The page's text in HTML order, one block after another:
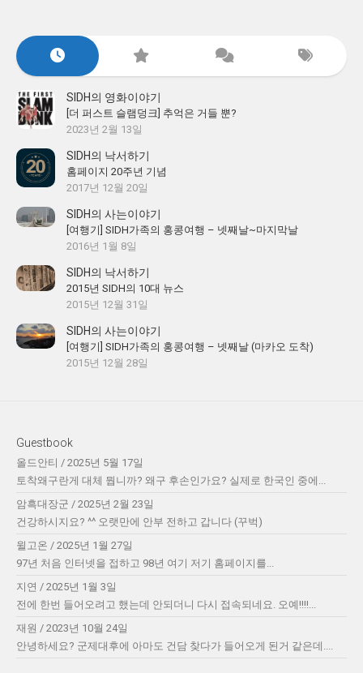
SIDH의 영화이야기
[더 퍼스트 슬램덩크] 추억은 거들 뿐?
2023년 2월 13일
SIDH의 낙서하기
홈페이지 20주년 기념
2017년 12월 20일
SIDH의 사는이야기
[여행기] SIDH가족의 홍콩여행 – 넷째날~마지막날
2016년 1월 8일
SIDH의 낙서하기
2015년 SIDH의 10대 뉴스
2015년 12월 31일
SIDH의 사는이야기
[여행기] SIDH가족의 홍콩여행 – 넷째날 (마카오 도착)
2015년 12월 28일
Guestbook
올드안티 / 2025년 5월 17일
토착왜구란게 대체 뭡니까? 왜구 후손인가요? 실제로 한국인 중에...
암흑대장군 / 2025년 2월 23일
건강하시지요? ^^ 오랫만에 안부 전하고 갑니다 (꾸벅)
윌고온 / 2025년 1월 27일
97년 처음 인터넷을 접하고 98년 여기 저기 홈페이지를...
지연 / 2025년 1월 3일
전에 한번 들어오려고 했는데 안되더니 다시 접속되네요. 오예!!!!...
재원 / 2023년 10월 24일
안녕하세요? 군제대후에 아마도 건담 찾다가 들어오게 된거 같은데....